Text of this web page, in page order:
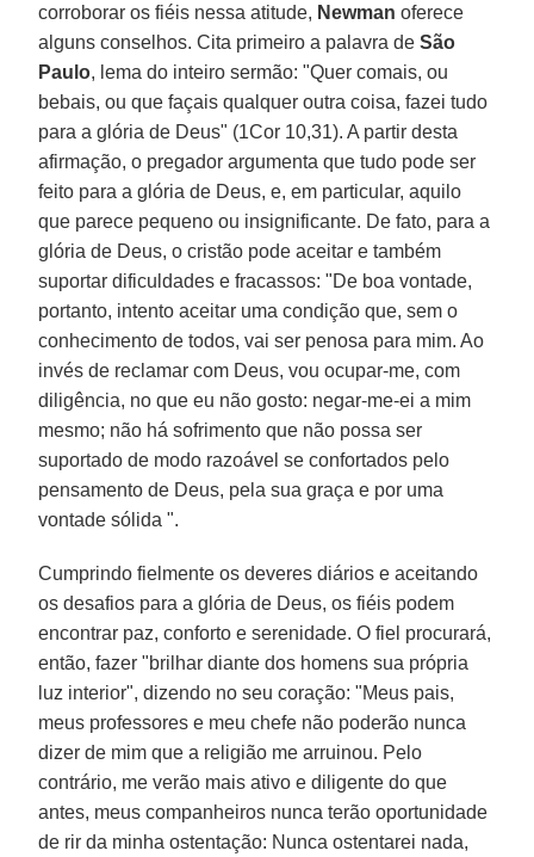
corroborar os fiéis nessa atitude, Newman oferece
alguns conselhos. Cita primeiro a palavra deSão
Paulo, lema do inteiro sermão: "Quer comais, ou
bebais, ou que façais qualquer outra coisa, fazei tudo
para a glória de Deus" (1Cor 10,31). A partir desta
afirmação, o pregador argumenta que tudo pode ser
feito para a glória de Deus, e, em particular, aquilo
que parece pequeno ou insignificante. De fato, para a
glória de Deus, o cristão pode aceitar e também
suportar dificuldades e fracassos: "De boa vontade,
portanto, intento aceitar uma condição que, sem o
conhecimento de todos, vai ser penosa para mim. Ao
invés de reclamar com Deus, vou ocupar-me, com
diligência, no que eu não gosto: negar-me-ei a mim
mesmo; não há sofrimento que não possa ser
suportado de modo razoável se confortados pelo
pensamento de Deus, pela sua graça e por uma
vontade sólida ".
Cumprindo fielmente os deveres diários e aceitando
os desafios para a glória de Deus, os fiéis podem
encontrar paz, conforto e serenidade. O fiel procurará,
então, fazer "brilhar diante dos homens sua própria
luz interior", dizendo no seu coração: "Meus pais,
meus professores e meu chefe não poderão nunca
dizer de mim que a religião me arruinou. Pelo
contrário, me verão mais ativo e diligente do que
antes, meus companheiros nunca terão oportunidade
de rir da minha ostentação: Nunca ostentarei nada,